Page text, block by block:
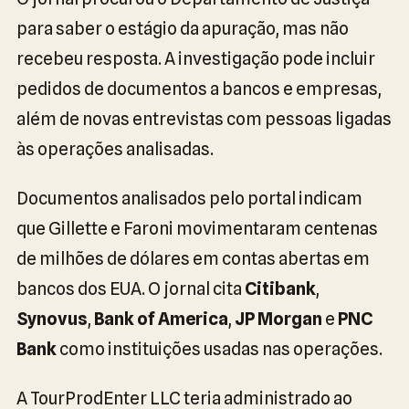
para saber o estágio da apuração, mas não
recebeu resposta. A investigação pode incluir
pedidos de documentos a bancos e empresas,
além de novas entrevistas com pessoas ligadas
às operações analisadas.
Documentos analisados pelo portal indicam
que Gillette e Faroni movimentaram centenas
de milhões de dólares em contas abertas em
bancos dos EUA. O jornal cita Citibank,
Synovus, Bank of America, JP Morgan e PNC
Bankcomo instituições usadas nas operações.
A TourProdEnter LLC teria administrado ao